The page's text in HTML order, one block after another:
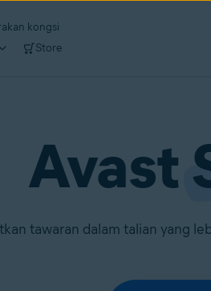
kongsi
Store
Avast
tawaran dalam talian yang